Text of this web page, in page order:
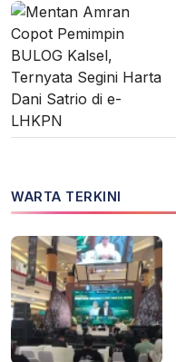
WARTA TERKINI